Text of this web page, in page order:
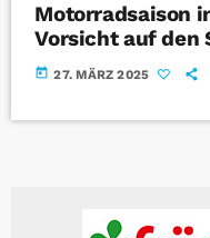
Motorradsaison
Vorsicht auf den
today 27. MÄRZ 2025